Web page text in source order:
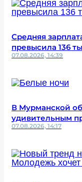
Средняя
превысила 136
07.08.2026, 14:39
В Мурманской
удивительным
07.08.2026, 14:17